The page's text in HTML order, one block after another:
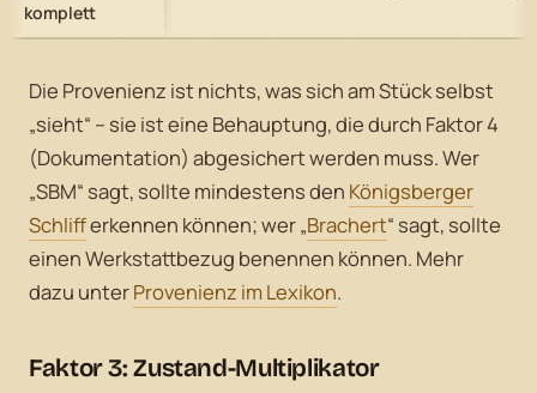
komplett
Die Provenienz ist nichts, was sich am Stück selbst
„sieht“ – sie ist eine Behauptung, die durch Faktor 4
(Dokumentation) abgesichert werden muss. Wer
„SBM“ sagt, sollte mindestens den Königsberger
Schlifferkennen können; wer „Brachert“ sagt, sollte
einen Werkstattbezug benennen können. Mehr
dazu unterProvenienz im Lexikon.
Faktor 3: Zustand-Multiplikator